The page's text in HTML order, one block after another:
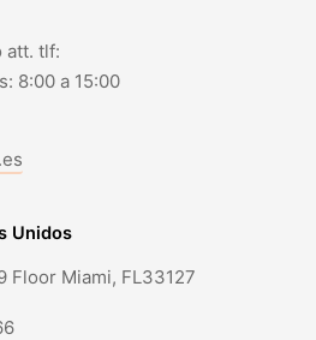
att. tlf:
8:00 a 15:00
Unidos
Floor Miami, FL33127